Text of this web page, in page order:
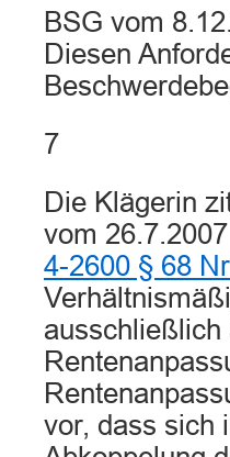
BSG vom
Diesen
7
Die Klägerin
vom
4-2600 § 68
ausschließlich
vor, dass sich